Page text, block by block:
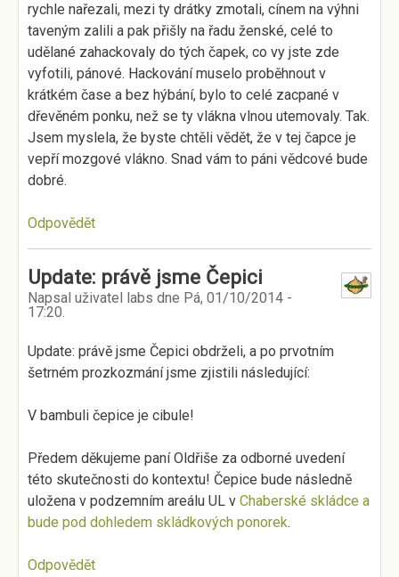
rychle nařezali, mezi ty drátky zmotali, cínem na výhni
taveným zalili a pak přišly na řadu ženské, celé to
udělané zahackovaly do tých čapek, co vy jste zde
vyfotili, pánové. Hackování muselo proběhnout v
krátkém čase a bez hýbání, bylo to celé zacpané v
dřevěném ponku, než se ty vlákna vlnou utemovaly. Tak.
Jsem myslela, že byste chtěli vědět, že v tej čapce je
vepří mozgové vlákno. Snad vám to páni vědcové bude
dobré.
Odpovědět
Update: právě jsme Čepici
Napsal uživatel labs dne Pá, 01/10/2014 -
17:20.
Update: právě jsme Čepici obdrželi, a po prvotním
šetrném prozkozmání jsme zjistili následující:
V bambuli čepice je cibule!
Předem děkujeme paní Oldřiše za odborné uvedení
této skutečnosti do kontextu! Čepice bude následně
uložena v podzemním areálu UL v Chaberské skládce a
bude pod dohledem skládkových ponorek.
Odpovědět